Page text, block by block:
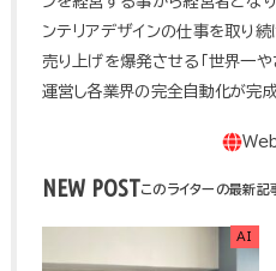
ンテリアデザインの仕事を取り
売り上げを爆発させる「世界一
運営し各業界の完全自動化が完
NEW POST
AI